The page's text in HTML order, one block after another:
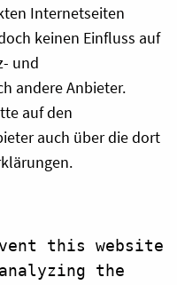
Internetseiten
keinen Einfluss auf
und
andere Anbieter.
auf den
auch über die dort
this website
the